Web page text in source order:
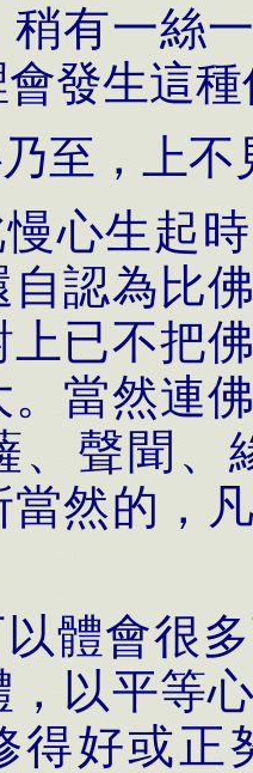
稍有一絲
發生這
乃至，上
心生起
自認為比
上已不把
。當然連
、聲聞、
當然的，
體會很
，以平等
得好或正